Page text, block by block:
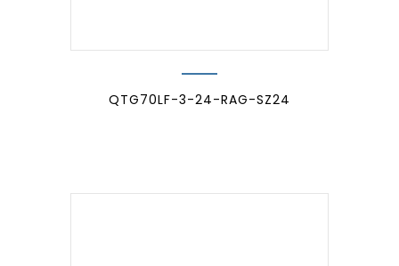
QTG70LF-3-24-RAG-SZ24